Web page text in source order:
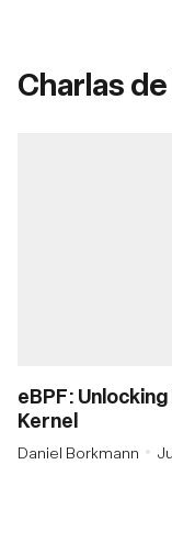
Charlas
eBPF:
Kernel
Daniel Borkmann